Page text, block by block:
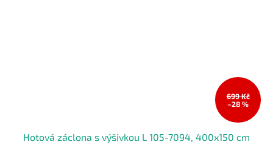
699 Kč
–28 %
Hotová záclona s výšivkou L 105-7094, 400x150 cm